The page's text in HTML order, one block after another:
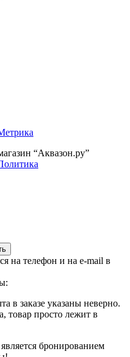
“Аквазон.ру”
на телефон и на e-mail в
в заказе указаны неверно.
товар просто лежит в
бронированием